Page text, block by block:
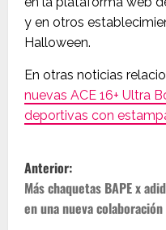
y en otros
Halloween.
En otras noticias
nuevas ACE 16+ Ultra
deportivas con
N
a
Anterior:
Más chaquetas BAPE x
en una nueva colaboración